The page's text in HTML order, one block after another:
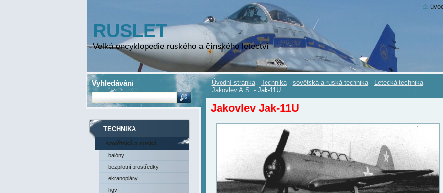
RUSLET
Velká encyklopedie ruského a čínského letectví
Úvodní stránka - Technika - sovětská a ruská technika - Letecká technika -
Jakovlev A.S. - Jak-11U
Jakovlev Jak-11U
TECHNIKA
sovětská a ruská
technika
balóny
bezpilotní prostředky
ekranoplány
hgv
Vyhledávání